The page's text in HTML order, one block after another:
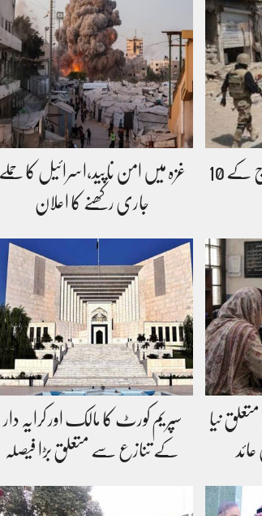
خیبر پختون خوا میں فتنہ خوارج کے 10
غزہ میں امن ناپید،اسرائیل کا حملے
جاری رکھنے کا اعلان
نیا
سپریم کورٹ کا مالک اور کرایہ دار
کے تنازع سے متعلق بڑا فیصلہ